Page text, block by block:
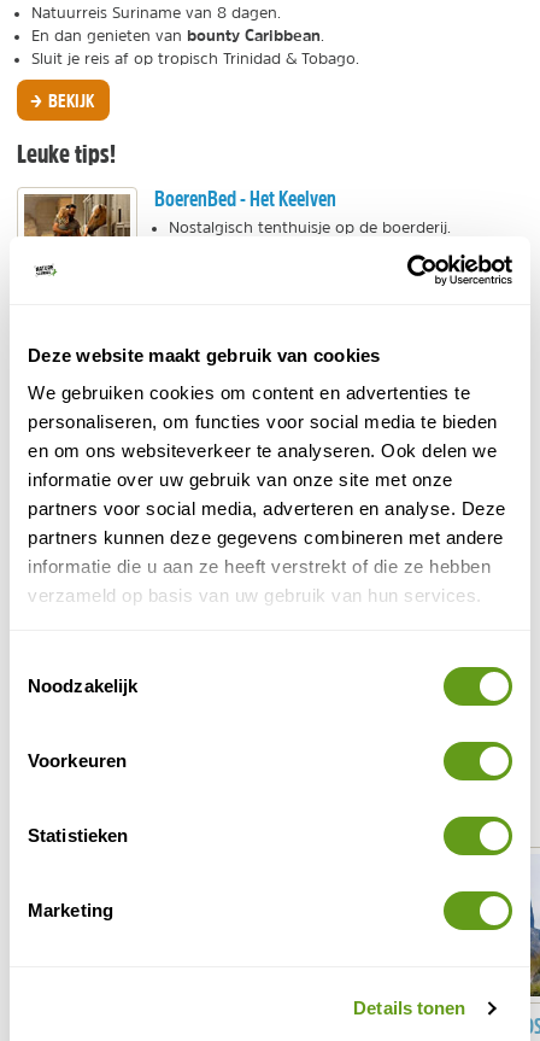
Deze website maakt gebruik van cookies
We gebruiken cookies om content en advertenties te
personaliseren, om functies voor social media te bieden
en om ons websiteverkeer te analyseren. Ook delen we
informatie over uw gebruik van onze site met onze
partners voor social media, adverteren en analyse. Deze
partners kunnen deze gegevens combineren met andere
informatie die u aan ze heeft verstrekt of die ze hebben
verzameld op basis van uw gebruik van hun services.
Noodzakelijk
Voorkeuren
Statistieken
Marketing
Details tonen
Natuurreis Suriname van 8 dagen.
En dan genieten van bounty Caribbean
Sluit je reis af op tropisch Trinidad & Tobago.
BEKIJK
Leuke tips!
BoerenBed - Het Keelven
Nostalgisch tenthuisje op de boerderij.
Dicht bij de De Heihorsten en Strabrechtse
De Witte Berken natuurhotel
Je wandelt of fietst zo de natuur van de Veluwe
in.
Heerlijk dineren - ook vega opties!
BEKIJK
Vlucht, autohuur en authentieke logies.